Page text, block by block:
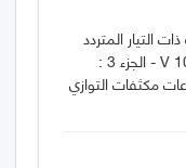
التيار المتردد
والجهد المقنن الاعلى من 1000 V - الجزء 3 :
مكثفات التوازي